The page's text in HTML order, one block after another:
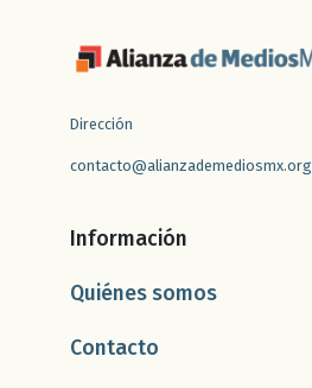
Dirección
contacto@alianzademediosmx.org
Información
Quiénes somos
Contacto